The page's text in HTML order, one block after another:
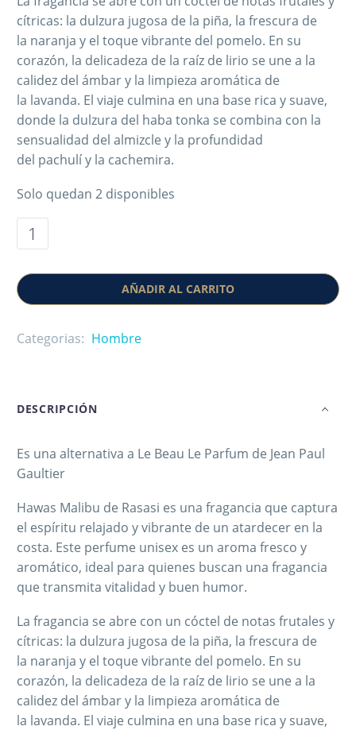
cítricas: la dulzura jugosa de la piña, la frescura de
la naranja y el toque vibrante del pomelo. En su
corazón, la delicadeza de la raíz de lirio se une a la
calidez del ámbar y la limpieza aromática de
la lavanda. El viaje culmina en una base rica y suave,
donde la dulzura del haba tonka se combina con la
sensualidad del almizcle y la profundidad
del pachulí y la cachemira.
Solo quedan 2 disponibles
AÑADIR AL CARRITO
Categorias: Hombre
DESCRIPCIÓN
Es una alternativa a Le Beau Le Parfum de Jean Paul
Gaultier
Hawas Malibu de Rasasi es una fragancia que captura
el espíritu relajado y vibrante de un atardecer en la
costa. Este perfume unisex es un aroma fresco y
aromático, ideal para quienes buscan una fragancia
que transmita vitalidad y buen humor.
La fragancia se abre con un cóctel de notas frutales y
cítricas: la dulzura jugosa de la piña, la frescura de
la naranja y el toque vibrante del pomelo. En su
corazón, la delicadeza de la raíz de lirio se une a la
calidez del ámbar y la limpieza aromática de
la lavanda. El viaje culmina en una base rica y suave,